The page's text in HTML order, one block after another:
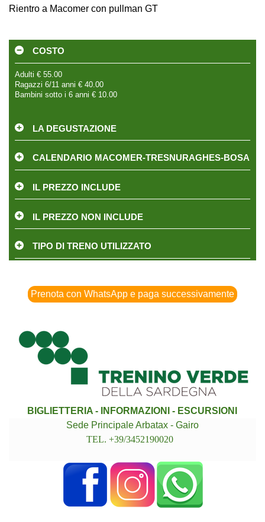
Rientro a Macomer con pullman GT
COSTO
Adulti € 55.00
Ragazzi 6/11 anni € 40.00
Bambini sotto i 6 anni € 10.00
LA DEGUSTAZIONE
CALENDARIO MACOMER-TRESNURAGHES-BOSA
IL PREZZO INCLUDE
IL PREZZO NON INCLUDE
TIPO DI TRENO UTILIZZATO
Prenota con WhatsApp e paga successivamente
BIGLIETTERIA - INFORMAZIONI - ESCURSIONI
Sede Principale Arbatax - Gairo
TEL. +39/3452190020